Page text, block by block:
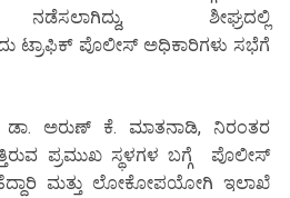
ಶೀಘ್ರದಲ್ಲಿ
ಟ್ರಾಫಿಕ್ ಪೊಲೀಸ್ ಅಧಿಕಾರಿಗಳು ಸಭೆಗೆ
ಡಾ. ಅರುಣ್ ಕೆ. ಮಾತನಾಡಿ, ನಿರಂತರ
ಪ್ರಮುಖ ಸ್ಥಳಗಳ ಬಗ್ಗೆ ಪೊಲೀಸ್
ಮತ್ತು ಲೋಕೋಪಯೋಗಿ ಇಲಾಖೆ